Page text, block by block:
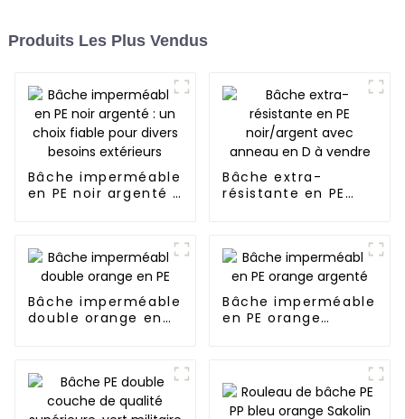
Produits Les Plus Vendus
Bâche imperméable
en PE noir argenté :
Bâche extra-
résistante en PE
Bâche imperméable
double orange en
Bâche imperméable
en PE orange